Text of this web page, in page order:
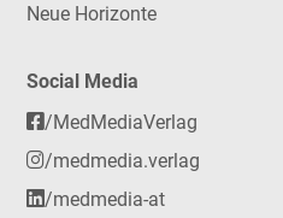
Neue Horizonte
Social Media
/MedMediaVerlag
/medmedia.verlag
/medmedia-at